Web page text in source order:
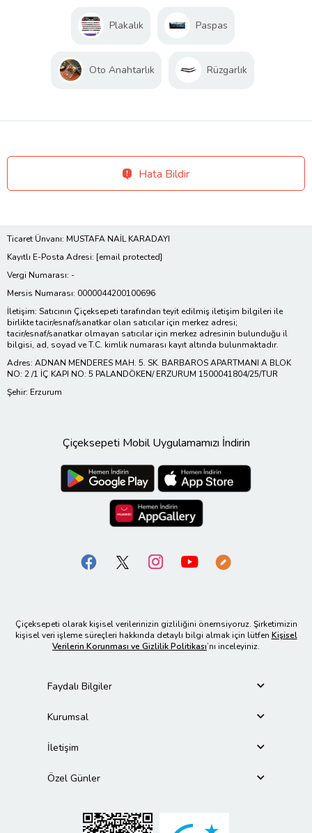
Plakalık Paspas
Oto Anahtarlık Rüzgarlık
Hata Bildir
Ticaret Ünvanı: MUSTAFA NAİL KARADAYI
Kayıtlı E-Posta Adresi: [email protected]
Vergi Numarası: -
Mersis Numarası: 0000044200100696
İletişim: Satıcının Çiçeksepeti tarafından teyit edilmiş iletişim bilgileri ile
birlikte tacir/esnaf/sanatkar olan satıcılar için merkez adresi;
tacir/esnaf/sanatkar olmayan satıcılar için merkez adresinin bulunduğu il
bilgisi, ad, soyad ve T.C. kimlik numarası kayıt altında bulunmaktadır.
Adres: ADNAN MENDERES MAH. 5. SK. BARBAROS APARTMANI A BLOK
NO: 2 /1 İÇ KAPI NO: 5 PALANDÖKEN/ ERZURUM 1500041804/25/TUR
Şehir: Erzurum
Çiçeksepeti Mobil Uygulamamızı İndirin
Çiçeksepeti olarak kişisel verilerinizin gizliliğini önemsiyoruz. Şirketimizin
kişisel veri işleme süreçleri hakkında detaylı bilgi almak için lütfen Kişisel
Verilerin Korunması ve Gizlilik Politikası’nı inceleyiniz.
Faydalı Bilgiler
Kurumsal
İletişim
Özel Günler